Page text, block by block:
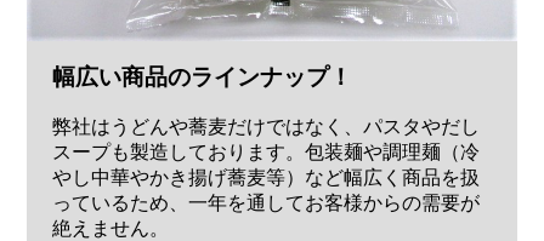
幅広い商品のラインナップ！
弊社はうどんや蕎麦だけではなく、パスタやだし
スープも製造しております。包装麺や調理麺（冷
やし中華やかき揚げ蕎麦等）など幅広く商品を扱
っているため、一年を通してお客様からの需要が
絶えません。